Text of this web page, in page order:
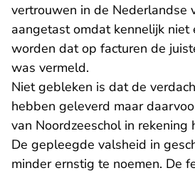
vertrouwen in de Nederlandse
aangetast omdat kennelijk niet
worden dat op facturen de
was vermeld.
Niet gebleken is dat de
hebben geleverd maar
van Noordzeeschol in rekening
De gepleegde valsheid in
minder ernstig te noemen. De